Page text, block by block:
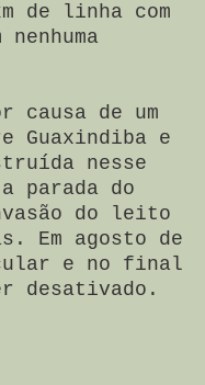
de linha com
causa de um
Guaxindiba e
nesse
parada do
do leito
Em agosto de
e no final
desativado.